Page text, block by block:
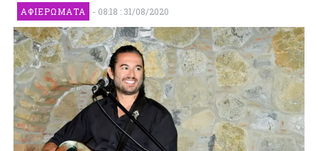
ΑΦΙΕΡΏΜΑΤΑ - 08:18 : 31/08/2020